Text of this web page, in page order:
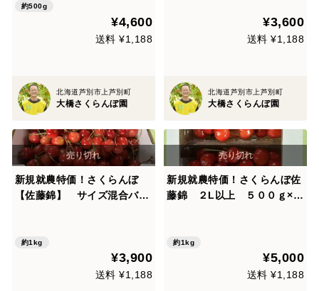
約500g
¥4,600
送料 ¥1,188
北海道芦別市上芦別町
大橋さくらんぼ園
¥3,600
送料 ¥1,188
北海道芦別市上芦別町
大橋さくらんぼ園
新規就農特価！さくらんぼ
【佐藤錦】 サイズ混合バラ
約1kg
¥3,900
送料 ¥1,188
新規就農特価！さくらんぼ佐
藤錦 ２L以上 ５００ｇ×2
約1kg
¥5,000
送料 ¥1,188